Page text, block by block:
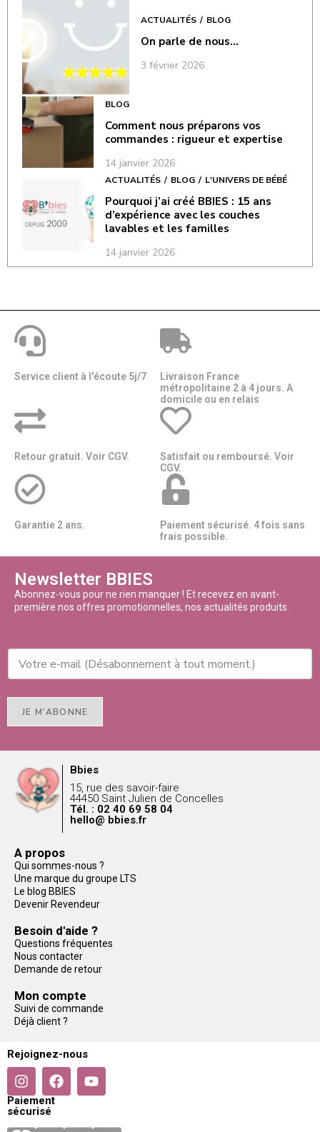
ACTUALITÉS BLOG
On parle de nous…
3 février 2026
BLOG
Comment nous préparons vos
commandes : rigueur et expertise
14 janvier 2026
ACTUALITÉS BLOG L'UNIVERS DE BÉBÉ
Pourquoi j’ai créé BBIES : 15 ans
d’expérience avec les couches
lavables et les familles
14 janvier 2026
Service client à l'écoute 5j/7
Livraison France
métropolitaine 2 à 4 jours. A
domicile ou en relais​​
Retour gratuit. Voir CGV.
Satisfait ou remboursé. Voir
CGV.
Garantie 2 ans.
Paiement sécurisé. 4 fois sans
frais possible.
Newsletter BBIES
Abonnez-vous pour ne rien manquer ! Et recevez en avant-
première nos offres promotionnelles, nos actualités produits.
JE M'ABONNE
Bbies
15, rue des savoir-faire
44450 Saint Julien de Concelles
Tél. : 02 40 69 58 04
hello@ bbies.fr
A propos
Qui sommes-nous ?
Une marque du groupe LTS
Le blog BBIES
Devenir Revendeur
Besoin d'aide ?
Questions fréquentes
Nous contacter
Demande de retour
Mon compte
Suivi de commande
Déjà client ?
Rejoignez-nous
Paiement
sécurisé